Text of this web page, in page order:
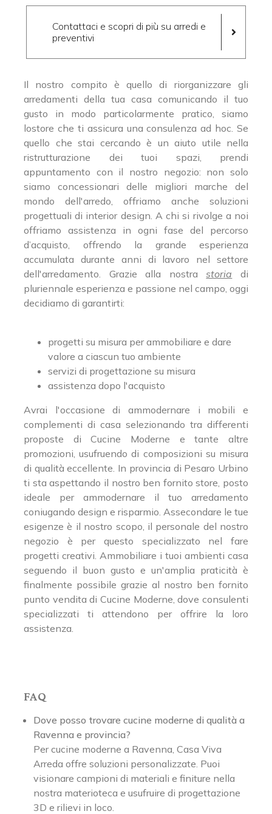
Contattaci e scopri di più su arredi e
preventivi
Il nostro compito è quello di riorganizzare gli
arredamenti della tua casa comunicando il tuo
gusto in modo particolarmente pratico, siamo
lostore che ti assicura una consulenza ad hoc. Se
quello che stai cercando è un aiuto utile nella
ristrutturazione dei tuoi spazi, prendi
appuntamento con il nostro negozio: non solo
siamo concessionari delle migliori marche del
mondo dell'arredo, offriamo anche soluzioni
progettuali di interior design. A chi si rivolge a noi
offriamo assistenza in ogni fase del percorso
d’acquisto, offrendo la grande esperienza
accumulata durante anni di lavoro nel settore
dell'arredamento. Grazie alla nostrastoria di
pluriennale esperienza e passione nel campo, oggi
decidiamo di garantirti:
progetti su misura per ammobiliare e dare
valore a ciascun tuo ambiente
servizi di progettazione su misura
assistenza dopo l'acquisto
Avrai l'occasione di ammodernare i mobili e
complementi di casa selezionando tra differenti
proposte di Cucine Moderne e tante altre
promozioni, usufruendo di composizioni su misura
di qualità eccellente. In provincia di Pesaro Urbino
ti sta aspettando il nostro ben fornito store, posto
ideale per ammodernare il tuo arredamento
coniugando design e risparmio. Assecondare le tue
esigenze è il nostro scopo, il personale del nostro
negozio è per questo specializzato nel fare
progetti creativi. Ammobiliare i tuoi ambienti casa
seguendo il buon gusto e un'amplia praticità è
finalmente possibile grazie al nostro ben fornito
punto vendita di Cucine Moderne, dove consulenti
specializzati ti attendono per offrire la loro
assistenza.
FAQ
Dove posso trovare cucine moderne di qualità a
Ravenna e provincia?
Per cucine moderne a Ravenna, Casa Viva
Arreda offre soluzioni personalizzate. Puoi
visionare campioni di materiali e finiture nella
nostra materioteca e usufruire di progettazione
3D e rilievi in loco.